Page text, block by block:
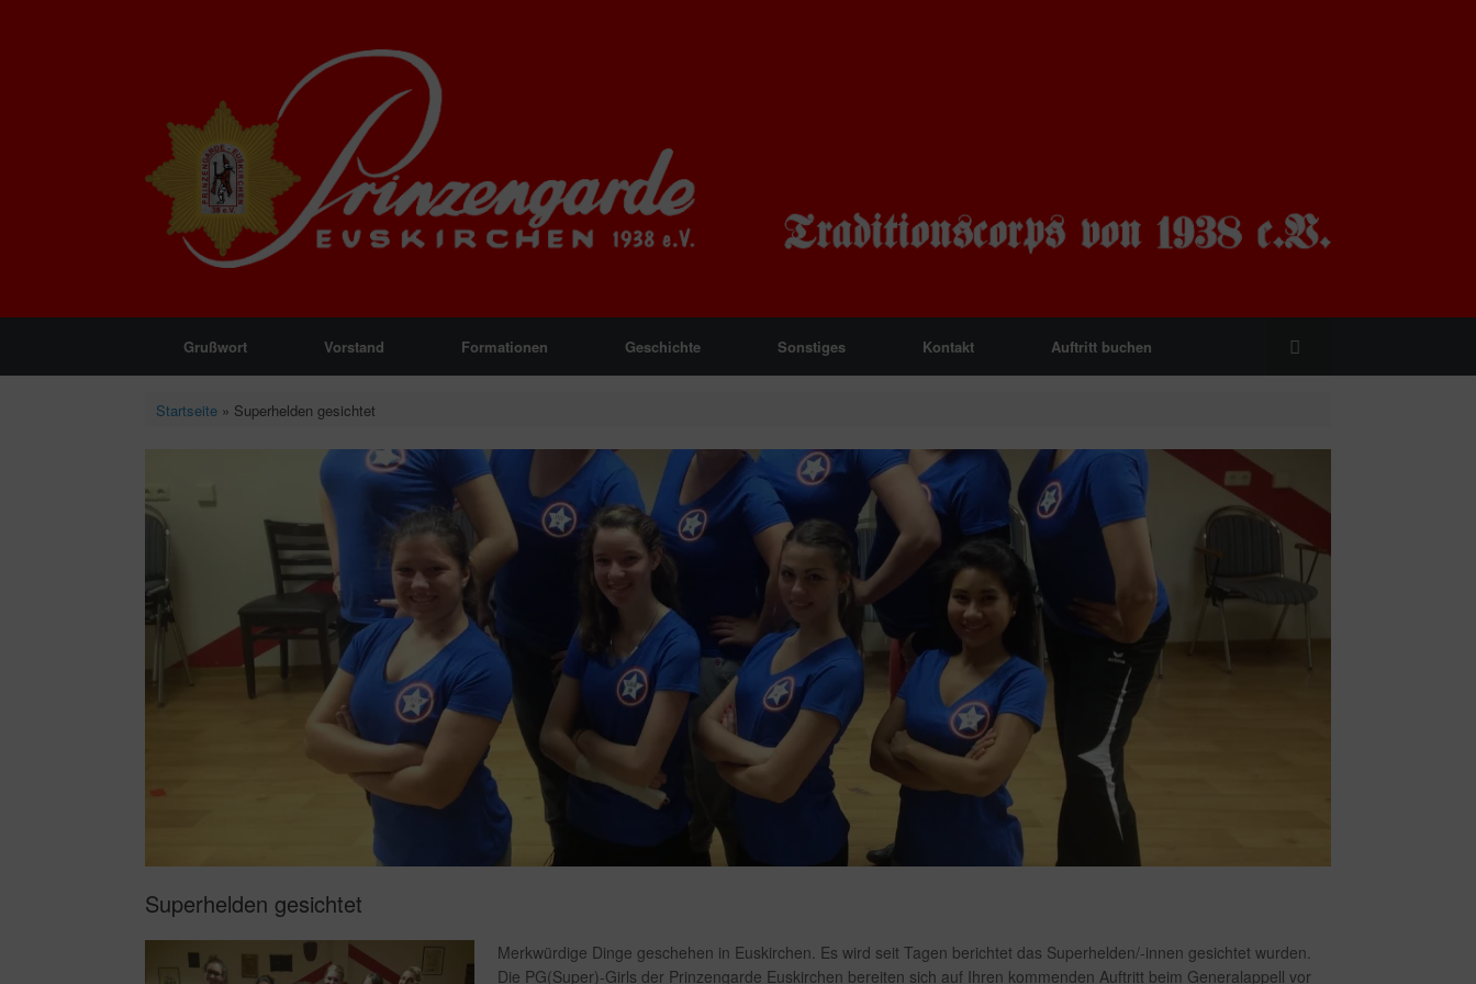
Grußwort Vorstand Formationen Geschichte Sonstiges Kontakt Auftritt buchen
Startseite» Superhelden gesichtet
Superhelden gesichtet
Merkwürdige Dinge geschehen in Euskirchen. Es wird seit Tagen berichtet das Superhelden/-innen gesichtet wurden.
Die PG(Super)-Girls der Prinzengarde Euskirchen bereiten sich auf Ihren kommenden Auftritt beim Generalappell vor